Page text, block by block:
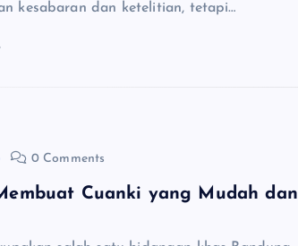
kesabaran dan ketelitian, tetapi…
0 Comments
Cuanki yang Mudah dan